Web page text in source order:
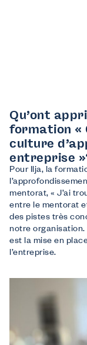
Qu’ont
formation «
culture
entreprise
Pour Ilja, la
mentorat, « J’ai
entre le mentorat
des pistes très
notre organisation.
est la mise en
l’entreprise.